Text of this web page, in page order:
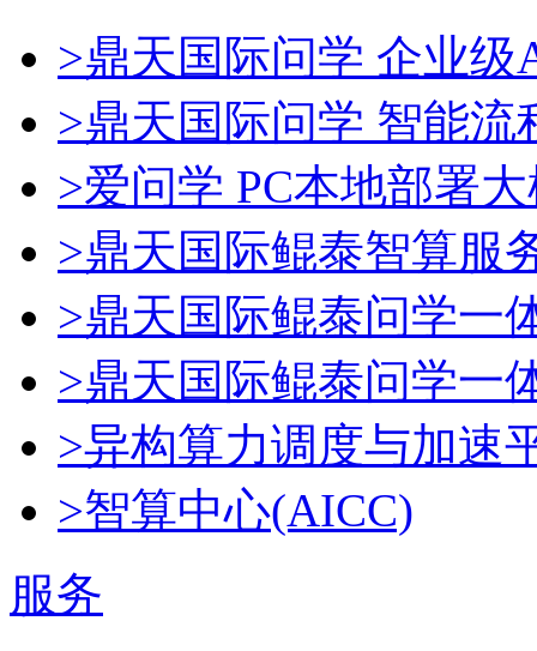
>鼎天国际问学 企业级
>鼎天国际问学 智能流
>爱问学 PC本地部署
>鼎天国际鲲泰智算服
>鼎天国际鲲泰问学一
>鼎天国际鲲泰问学一
>异构算力调度与加速
>智算中心(AICC)
服务